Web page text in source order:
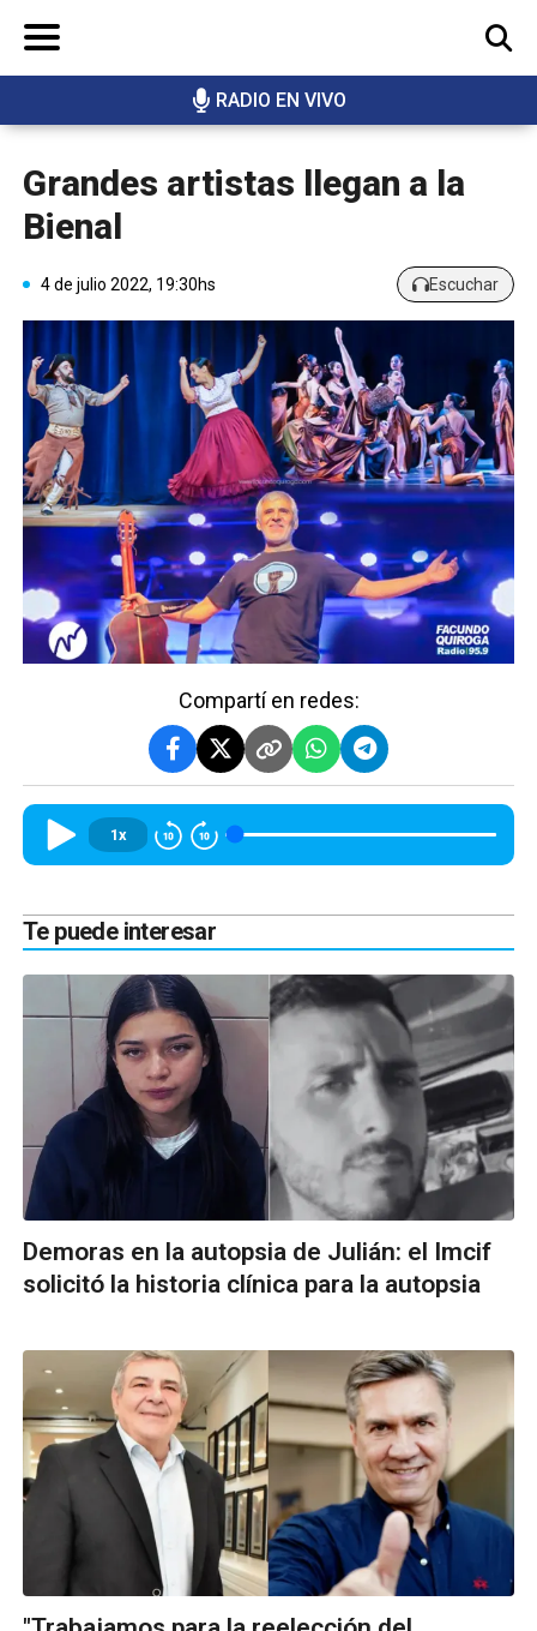
RADIO EN VIVO
BUSCAR
Grandes artistas llegan a la
Bienal
4 de julio 2022, 19:30hs Escuchar
Compartí en redes:
1x
Te puede interesar
Demoras en la autopsia de Julián: el Imcif
solicitó la historia clínica para la autopsia